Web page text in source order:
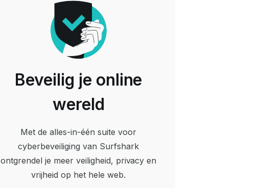
Beveilig je online
wereld
Met de alles-in-één suite voor
cyberbeveiliging van Surfshark
ontgrendel je meer veiligheid, privacy en
vrijheid op het hele web.